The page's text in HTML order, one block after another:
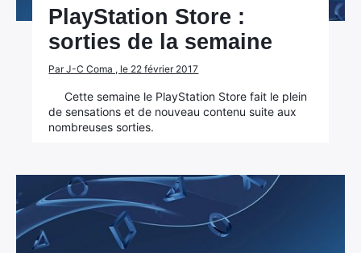
PlayStation Store :
sorties de la semaine
Par J-C Coma , le 22 février 2017
Cette semaine le PlayStation Store fait le plein
de sensations et de nouveau contenu suite aux
nombreuses sorties.